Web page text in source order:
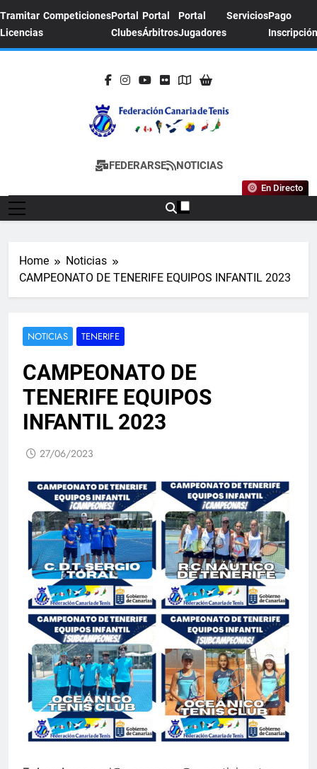
Tramitar
Licencias
CompeticionesPortal
Clubes
Portal
Árbitros
Portal
Jugadores
ServiciosPago
Inscripción
FEDERACION
CANARIA DE
TENIS
Sitio Oficial De La Federación Canaria De
FEDERARSE NOTICIAS
En Directo
Home
Noticias
CAMPEONATO DE TENERIFE EQUIPOS INFANTIL 2023
NOTICIAS TENERIFE
CAMPEONATO DE
TENERIFE EQUIPOS
INFANTIL 2023
27/06/2023